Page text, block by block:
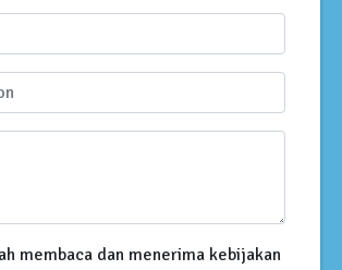
membaca dan menerima kebijakan